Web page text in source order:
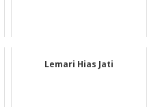
Lemari Hias Jati